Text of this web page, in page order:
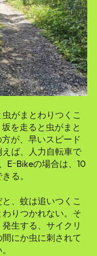
がまとわりつくこ
を走ると虫がまと
が、早いスピード
ば、人力自転車で
EｰBikeの場合は、10
る。
、蚊は追いつくこ
りつかれない。そ
生する、サイクリ
にか虫に刺されて